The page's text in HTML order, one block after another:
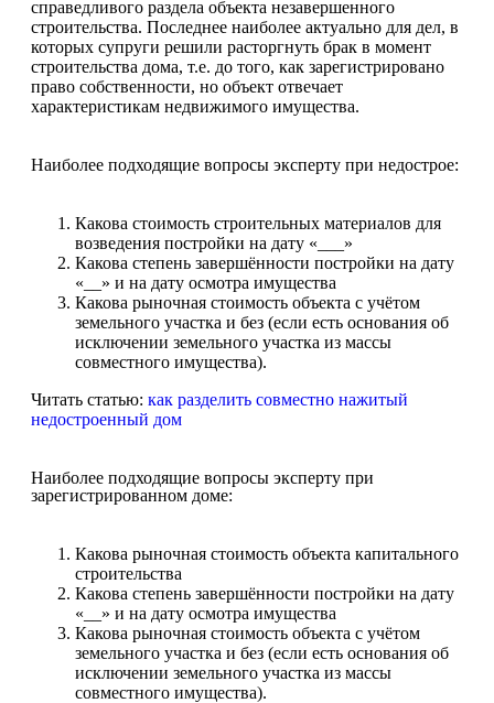
справедливого раздела объекта незавершенного
строительства. Последнее наиболее актуально для дел, в
которых супруги решили расторгнуть брак в момент
строительства дома, т.е. до того, как зарегистрировано
право собственности, но объект отвечает
характеристикам недвижимого имущества.
Наиболее подходящие вопросы эксперту при недострое:
Какова стоимость строительных материалов для
возведения постройки на дату «___»
Какова степень завершённости постройки на дату
«__» и на дату осмотра имущества
Какова рыночная стоимость объекта с учётом
земельного участка и без (если есть основания об
исключении земельного участка из массы
совместного имущества).
Читать статью: как разделить совместно нажитый
недостроенный дом
Наиболее подходящие вопросы эксперту при
зарегистрированном доме:
Какова рыночная стоимость объекта капитального
строительства
Какова степень завершённости постройки на дату
«__» и на дату осмотра имущества
Какова рыночная стоимость объекта с учётом
земельного участка и без (если есть основания об
исключении земельного участка из массы
совместного имущества).